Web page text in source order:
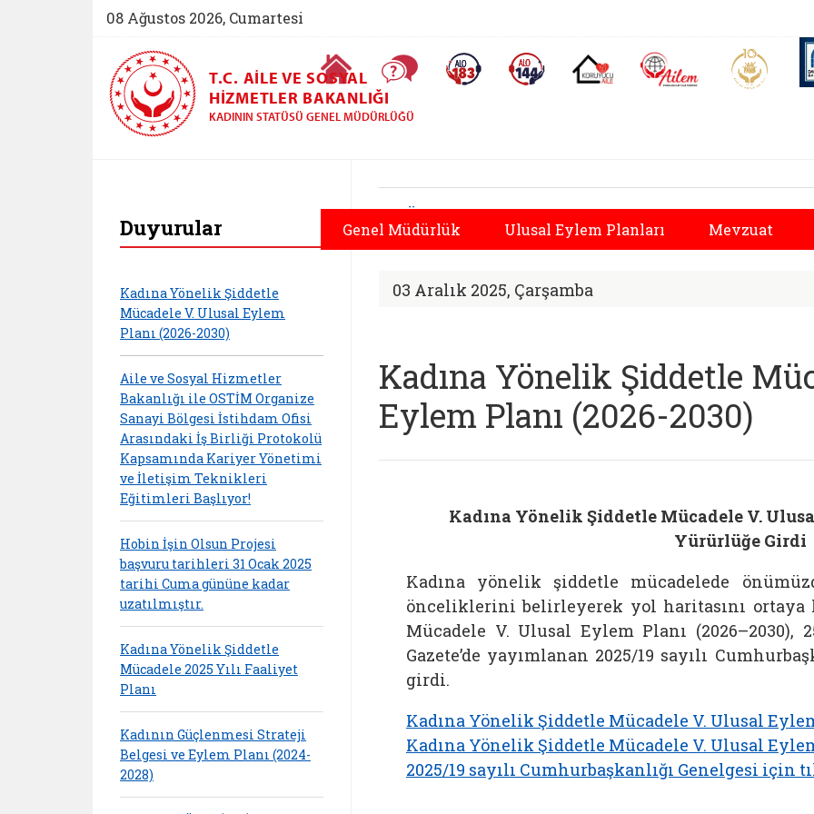
08 Ağustos 2026, Cumartesi
Ana Sayfa Sıkça Sorulan SorularAlo 183 (yeni sekmede açılır)Alo 144 (yeni sekmede açılır)Koruyucu Aile (yeni sekmede açılır)
AİLEM İletişim Aile ve
T.C. AILE VE SOSYAL
HIZMETLER BAKANLIĞI
KADININ STATÜSÜ GENEL MÜDÜRLÜĞÜ
Genel Müdürlük Ulusal Eylem Planları Mevzuat
Kadının Statüsü Genel Müdürlüğü |
Duyurular
Kadına Yönelik Şiddetle
Mücadele V. Ulusal Eylem
Planı (2026-2030)
Aile ve Sosyal Hizmetler
Bakanlığı ile OSTİM Organize
Sanayi Bölgesi İstihdam Ofisi
Arasındaki İş Birliği Protokolü
Kapsamında Kariyer Yönetimi
ve İletişim Teknikleri
Eğitimleri Başlıyor!
Hobin İşin Olsun Projesi
başvuru tarihleri 31 Ocak 2025
tarihi Cuma gününe kadar
uzatılmıştır.
Kadına Yönelik Şiddetle
Mücadele 2025 Yılı Faaliyet
Planı
Kadının Güçlenmesi Strateji
Belgesi ve Eylem Planı (2024-
2028)
Önceki
03 Aralık 2025, Çarşamba
Kadına Yönelik Şiddetle
Eylem Planı (2026-2030)
Kadına Yönelik Şiddetle Mücadele V.
Yürürlüğe Girdi
Kadına yönelik şiddetle mücadelede
önceliklerini belirleyerek yol haritasını ortaya
Mücadele V. Ulusal Eylem Planı (2026–2030),
Gazete’de yayımlanan 2025/19 sayılı
girdi.
Kadına Yönelik Şiddetle Mücadele V. Ulusal
Kadına Yönelik Şiddetle Mücadele V. Ulusal
2025/19 sayılı Cumhurbaşkanlığı Genelgesi için